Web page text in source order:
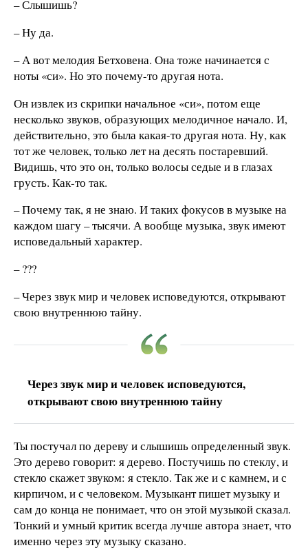
– Слышишь?
– Ну да.
– А вот мелодия Бетховена. Она тоже начинается с
ноты «си». Но это почему-то другая нота.
Он извлек из скрипки начальное «си», потом еще
несколько звуков, образующих мелодичное начало. И,
действительно, это была какая-то другая нота. Ну, как
тот же человек, только лет на десять постаревший.
Видишь, что это он, только волосы седые и в глазах
грусть. Как-то так.
– Почему так, я не знаю. И таких фокусов в музыке на
каждом шагу – тысячи. А вообще музыка, звук имеют
исповедальный характер.
– ???
– Через звук мир и человек исповедуются, открывают
свою внутреннюю тайну.
Через звук мир и человек исповедуются,
открывают свою внутреннюю тайну
Ты постучал по дереву и слышишь определенный звук.
Это дерево говорит: я дерево. Постучишь по стеклу, и
стекло скажет звуком: я стекло. Так же и с камнем, и с
кирпичом, и с человеком. Музыкант пишет музыку и
сам до конца не понимает, что он этой музыкой сказал.
Тонкий и умный критик всегда лучше автора знает, что
именно через эту музыку сказано.